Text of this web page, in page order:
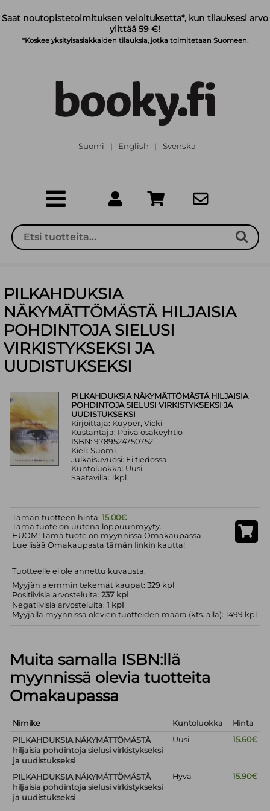
Saat noutopistetoimituksen veloituksetta*, kun tilauksesi arvo
ylittää 59 €!
*Koskee yksityisasiakkaiden tilauksia, jotka toimitetaan Suomeen.
Suomi | English | Svenska
PILKAHDUKSIA
NÄKYMÄTTÖMÄSTÄ HILJAISIA
POHDINTOJA SIELUSI
VIRKISTYKSEKSI JA
UUDISTUKSEKSI
PILKAHDUKSIA NÄKYMÄTTÖMÄSTÄ HILJAISIA
POHDINTOJA SIELUSI VIRKISTYKSEKSI JA
UUDISTUKSEKSI
Kirjoittaja: Kuyper, Vicki
Kustantaja: Päivä osakeyhtiö
ISBN: 9789524750752
Kieli: Suomi
Julkaisuvuosi: Ei tiedossa
Kuntoluokka: Uusi
Saatavilla: 1kpl
Tämän tuotteen hinta:15.00€
Tämä tuote on uutena loppuunmyyty.
HUOM! Tämä tuote on myynnissä Omakaupassa
Lue lisää Omakaupastatämän linkin kautta!
Tuotteelle ei ole annettu kuvausta.
Myyjän aiemmin tekemät kaupat: 329 kpl
Positiivisia arvosteluita:237 kpl
Negatiivisia arvosteluita:1 kpl
Myyjällä myynnissä olevien tuotteiden määrä (kts. alla): 1499 kpl
Muita samalla ISBN:llä
myynnissä olevia tuotteita
Omakaupassa
Nimike Kuntoluokka
Hinta
PILKAHDUKSIA NÄKYMÄTTÖMÄSTÄ
hiljaisia pohdintoja sielusi virkistykseksi
ja uudistukseksi
Uusi 15.60€
PILKAHDUKSIA NÄKYMÄTTÖMÄSTÄ
hiljaisia pohdintoja sielusi virkistykseksi
ja uudistukseksi
Hyvä 15.90€